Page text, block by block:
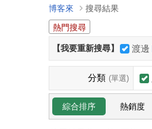
博客來
搜尋結果
熱門搜尋
【我要重新搜尋】 渡邊
分類 (單選)
綜合排序 熱銷度